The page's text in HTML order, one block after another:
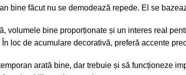
bine făcut nu se demodează repede. El se
bine proporționate și un interes real
loc de acumulare decorativă, preferă accente
arată bine, dar trebuie și să funcționeze